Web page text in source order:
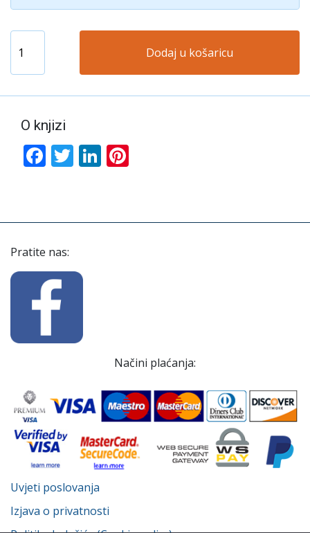
Dodaj u košaricu
O knjizi
Facebook
TwitterLinkedIn
Pratite nas:
Načini plaćanja:
Uvjeti poslovanja
Izjava o privatnosti